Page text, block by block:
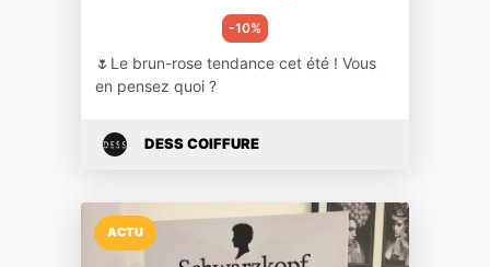
-10%
🌷Le brun-rose tendance cet été ! Vous
en pensez quoi ?
DESS COIFFURE
ACTU